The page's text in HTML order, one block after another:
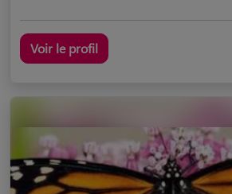
Voir le profil